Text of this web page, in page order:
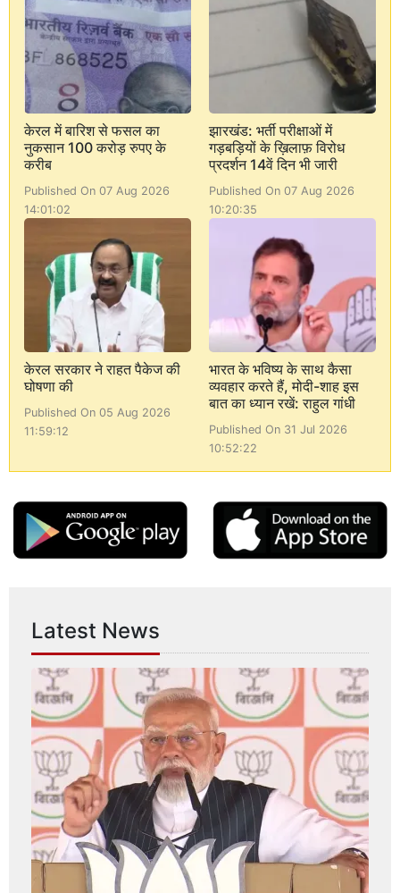
केरल में बारिश से फसल का
नुकसान 100 करोड़ रुपए के
करीब
Published On 07 Aug 2026
14:01:02
झारखंड: भर्ती परीक्षाओं में
गड़बड़ियों के ख़िलाफ़ विरोध
प्रदर्शन 14वें दिन भी जारी
Published On 07 Aug 2026
10:20:35
केरल सरकार ने राहत पैकेज की
घोषणा की
Published On 05 Aug 2026
11:59:12
भारत के भविष्य के साथ कैसा
व्यवहार करते हैं, मोदी-शाह इस
बात का ध्यान रखें: राहुल गांधी
Published On 31 Jul 2026
10:52:22
Latest News